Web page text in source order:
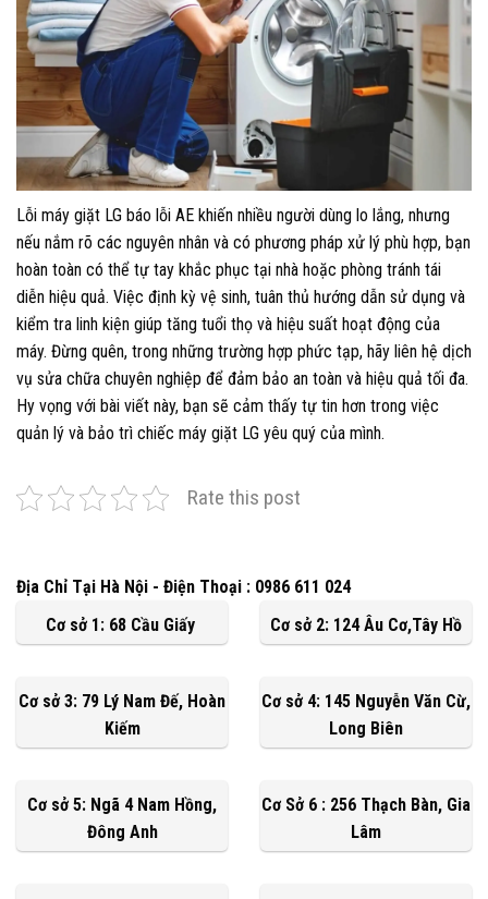
Lỗi máy giặt LG báo lỗi AE khiến nhiều người dùng lo lắng, nhưng
nếu nắm rõ các nguyên nhân và có phương pháp xử lý phù hợp, bạn
hoàn toàn có thể tự tay khắc phục tại nhà hoặc phòng tránh tái
diễn hiệu quả. Việc định kỳ vệ sinh, tuân thủ hướng dẫn sử dụng và
kiểm tra linh kiện giúp tăng tuổi thọ và hiệu suất hoạt động của
máy. Đừng quên, trong những trường hợp phức tạp, hãy liên hệ dịch
vụ sửa chữa chuyên nghiệp để đảm bảo an toàn và hiệu quả tối đa.
Hy vọng với bài viết này, bạn sẽ cảm thấy tự tin hơn trong việc
quản lý và bảo trì chiếc máy giặt LG yêu quý của mình.
Rate this post
Địa Chỉ Tại Hà Nội - Điện Thoại : 0986 611 024
Cơ sở 1: 68 Cầu Giấy
Cơ sở 2: 124 Âu Cơ,Tây Hồ
Cơ sở 3: 79 Lý Nam Đế, Hoàn
Kiếm
Cơ sở 4: 145 Nguyễn Văn Cừ,
Long Biên
Cơ sở 5: Ngã 4 Nam Hồng,
Đông Anh
Cơ Sở 6 : 256 Thạch Bàn, Gia
Lâm